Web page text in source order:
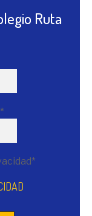
Ruta
*